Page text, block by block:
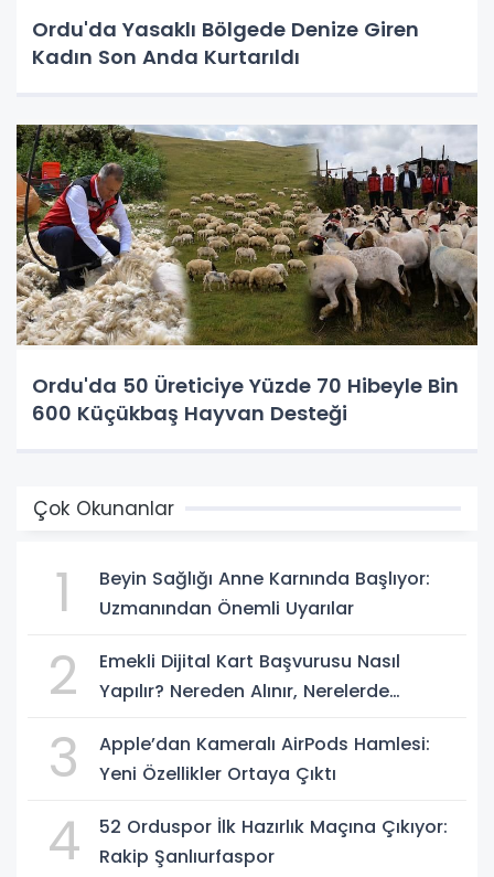
Ordu'da Yasaklı Bölgede Denize Giren
Kadın Son Anda Kurtarıldı
Ordu'da 50 Üreticiye Yüzde 70 Hibeyle Bin
600 Küçükbaş Hayvan Desteği
Çok Okunanlar
1
Beyin Sağlığı Anne Karnında Başlıyor:
Uzmanından Önemli Uyarılar
2
Emekli Dijital Kart Başvurusu Nasıl
Yapılır? Nereden Alınır, Nerelerde
3
Apple’dan Kameralı AirPods Hamlesi:
Yeni Özellikler Ortaya Çıktı
4
52 Orduspor İlk Hazırlık Maçına Çıkıyor:
Rakip Şanlıurfaspor